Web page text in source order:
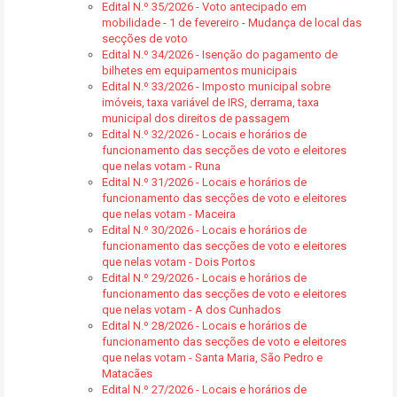
Edital N.º 35/2026 - Voto antecipado em
mobilidade - 1 de fevereiro - Mudança de local das
secções de voto
Edital N.º 34/2026 - Isenção do pagamento de
bilhetes em equipamentos municipais
Edital N.º 33/2026 - Imposto municipal sobre
imóveis, taxa variável de IRS, derrama, taxa
municipal dos direitos de passagem
Edital N.º 32/2026 - Locais e horários de
funcionamento das secções de voto e eleitores
que nelas votam - Runa
Edital N.º 31/2026 - Locais e horários de
funcionamento das secções de voto e eleitores
que nelas votam - Maceira
Edital N.º 30/2026 - Locais e horários de
funcionamento das secções de voto e eleitores
que nelas votam - Dois Portos
Edital N.º 29/2026 - Locais e horários de
funcionamento das secções de voto e eleitores
que nelas votam - A dos Cunhados
Edital N.º 28/2026 - Locais e horários de
funcionamento das secções de voto e eleitores
que nelas votam - Santa Maria, São Pedro e
Matacães
Edital N.º 27/2026 - Locais e horários de